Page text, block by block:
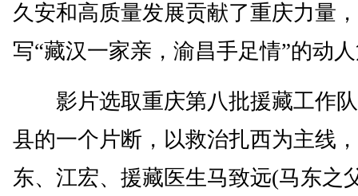
久安和高质量发展贡献了重庆力量
写“藏汉一家亲，渝昌手足情”的动
影片选取重庆第八批援藏工作队
县的一个片断，以救治扎西为主线
东、江宏、援藏医生马致远(马东之